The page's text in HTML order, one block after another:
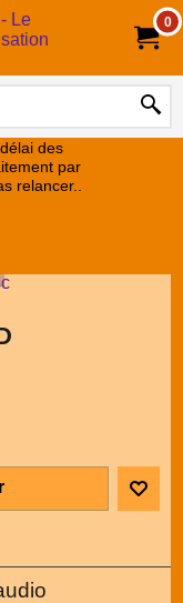
0
des
par
relancer..